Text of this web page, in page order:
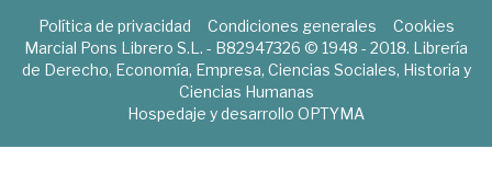
Política de privacidad Condiciones generales
Cookies
Marcial Pons Librero S.L. - B82947326 © 1948 - 2018. Librería
de Derecho, Economía, Empresa, Ciencias Sociales, Historia y
Ciencias Humanas
Hospedaje y desarrollo OPTYMA